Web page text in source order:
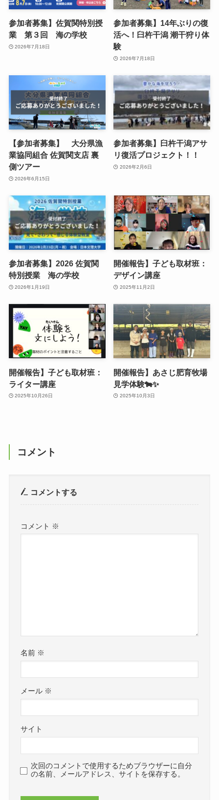
参加者募集】佐賀関特別授
業 第３回 海の学校
2026年7月18日
参加者募集】14年ぶりの復
活へ！臼杵干潟 潮干狩り体
験
2026年7月18日
【参加者募集】 大分県漁
業協同組合 佐賀関支店 裏
側ツアー
2026年6月15日
参加者募集】臼杵干潟アサ
リ復活プロジェクト！！
2026年2月6日
参加者募集】2026 佐賀関
特別授業 海の学校
2026年1月19日
開催報告】子ども取材班：
デザイン講座
2025年11月2日
開催報告】子ども取材班：
ライター講座
2025年10月26日
開催報告】あさじ肥育牧場
見学体験🐄✨
2025年10月3日
コメント
コメントする
コメント ※
名前 ※
メール ※
サイト
次回のコメントで使用するためブラウザーに自分
の名前、メールアドレス、サイトを保存する。